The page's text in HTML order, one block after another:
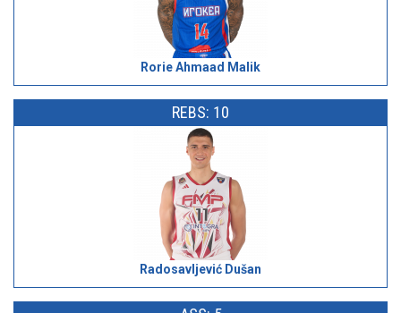
Rorie Ahmaad Malik
REBS: 10
Radosavljević Dušan